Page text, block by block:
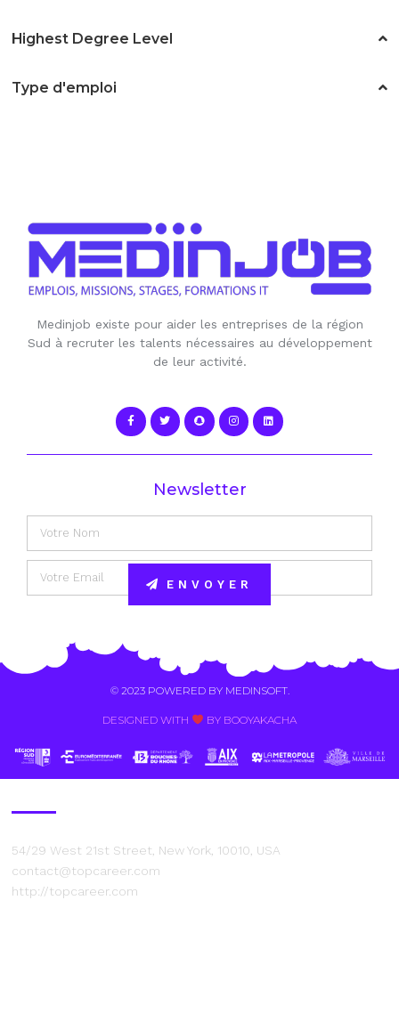
Highest Degree Level
Type d'emploi
Medinjob existe pour aider les entreprises de la région
Sud à recruter les talents nécessaires au développement
de leur activité.
Newsletter
ENVOYER
© 2023 POWERED BY MEDINSOFT.
DESIGNED WITH BY BOOYAKACHA​
54/29 West 21st Street, New York, 10010, USA
contact@topcareer.com
http://topcareer.com